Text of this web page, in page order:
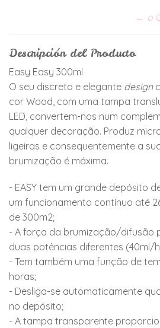
← o
Descripción del Producto
Easy Easy 300ml
O seu discreto e elegante design
cor Wood, com uma tampa
LED, convertem-nos num
qualquer decoração. Produz
ligeiras e consequentemente a
brumização é máxima.
- EASY tem um grande depósito
um funcionamento contínuo até
de 300m2;
- A força da brumização/difusão
duas potências diferentes (40ml/
- Tem também uma função de
horas;
- Desliga-se automaticamente
no depósito;
- A tampa transparente